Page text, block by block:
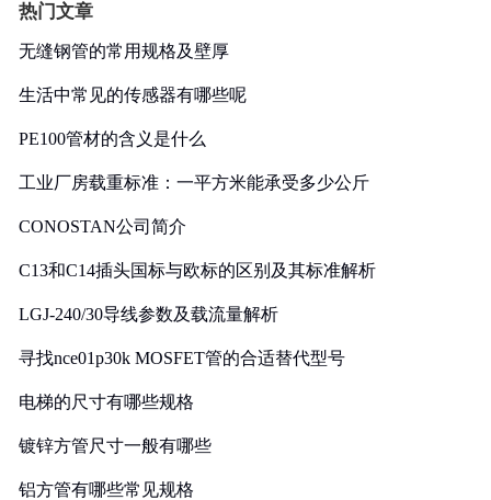
热门文章
无缝钢管的常用规格及壁厚
生活中常见的传感器有哪些呢
PE100管材的含义是什么
工业厂房载重标准：一平方米能承受多少公斤
CONOSTAN公司简介
C13和C14插头国标与欧标的区别及其标准解析
LGJ-240/30导线参数及载流量解析
寻找nce01p30k MOSFET管的合适替代型号
电梯的尺寸有哪些规格
镀锌方管尺寸一般有哪些
铝方管有哪些常见规格